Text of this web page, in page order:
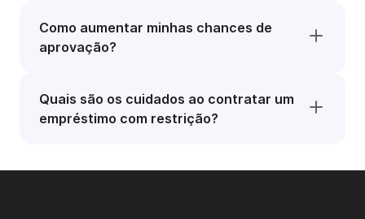
Como aumentar minhas chances de
aprovação?
Quais são os cuidados ao contratar um
empréstimo com restrição?